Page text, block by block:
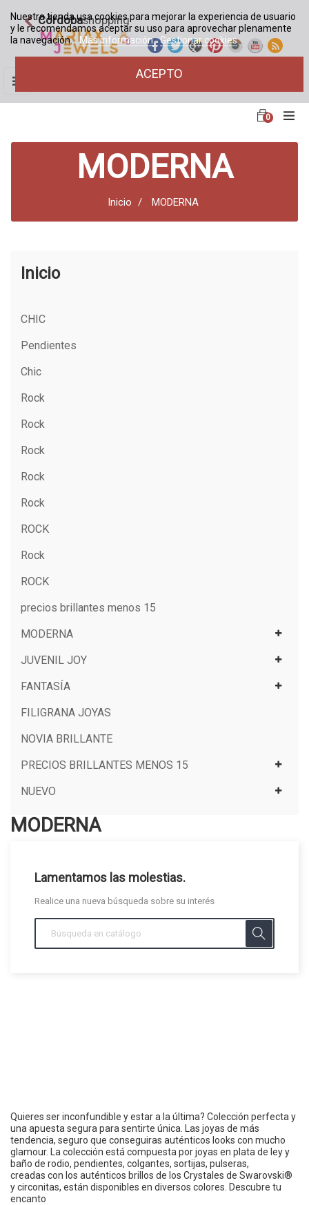
Córdobashopping
Nuestra tienda usa cookies para mejorar la experiencia de usuario
y le recomendamos aceptar su uso para aprovechar plenamente
la navegación. Más información Gestionar cookies
ACEPTO
Navegación
de
palanca
☰
0
MODERNA
Inicio MODERNA
Inicio
CHIC
Pendientes
Chic
Rock
Rock
Rock
Rock
Rock
ROCK
Rock
ROCK
precios brillantes menos 15
MODERNA
JUVENIL JOY
FANTASÍA
FILIGRANA JOYAS
NOVIA BRILLANTE
PRECIOS BRILLANTES MENOS 15
NUEVO
MODERNA
Lamentamos las molestias.
Realice una nueva búsqueda sobre su interés
Quieres ser inconfundible y estar a la última? Colección perfecta y
una apuesta segura para sentirte única. Las joyas de más
tendencia, seguro que conseguiras auténticos looks con mucho
glamour. La colección está compuesta por joyas en plata de ley y
baño de rodio, pendientes, colgantes, sortijas, pulseras,
creadas con los auténticos brillos de los Crystales de Swarovski®
y circonitas, están disponibles en diversos colores. Descubre tu
encanto